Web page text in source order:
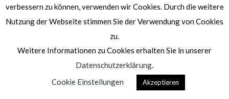
verbessern zu können, verwenden wir Cookies. Durch die weitere
Nutzung der Webseite stimmen Sie der Verwendung von Cookies
zu.
Weitere Informationen zu Cookies erhalten Sie in unserer
Datenschutzerklärung.
Cookie Einstellungen
Akzeptieren